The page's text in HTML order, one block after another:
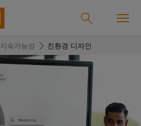
Support Center
지속가능성 친환경 디자인